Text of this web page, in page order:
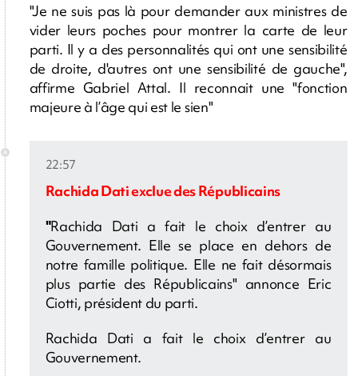
"Je ne suis pas là pour demander aux ministres de
vider leurs poches pour montrer la carte de leur
parti. Il y a des personnalités qui ont une sensibilité
de droite, d'autres ont une sensibilité de gauche",
affirme Gabriel Attal. Il reconnait une "fonction
majeure à l’âge qui est le sien"
22:57
Rachida Dati exclue des Républicains
"Rachida Dati a fait le choix d’entrer au
Gouvernement. Elle se place en dehors de
notre famille politique. Elle ne fait désormais
plus partie des Républicains" annonce Eric
Ciotti, président du parti.
Rachida Dati a fait le choix d’entrer au
Gouvernement.